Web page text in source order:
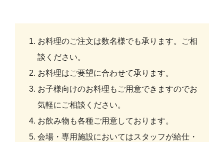
お料理のご注文は数名様でも承ります。ご相
談ください。
お料理はご要望に合わせて承ります。
お子様向けのお料理もご用意できますのでお
気軽にご相談ください。
お飲み物も各種ご用意しております。
会場・専用施設においてはスタッフが給仕・